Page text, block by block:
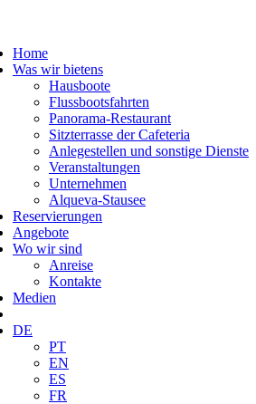
Home
Was wir bietens
Hausboote
Flussbootsfahrten
Panorama-Restaurant
Sitzterrasse der Cafeteria
Anlegestellen und sonstige Dienste
Veranstaltungen
Unternehmen
Alqueva-Stausee
Reservierungen
Angebote
Wo wir sind
Anreise
Kontakte
Medien
DE
PT
EN
ES
FR